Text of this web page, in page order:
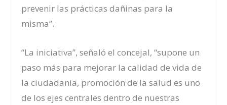
prevenir las prácticas dañinas para la
misma”.
“La iniciativa”, señaló el concejal, “supone un
paso más para mejorar la calidad de vida de
la ciudadanía, promoción de la salud es uno
de los ejes centrales dentro de nuestras